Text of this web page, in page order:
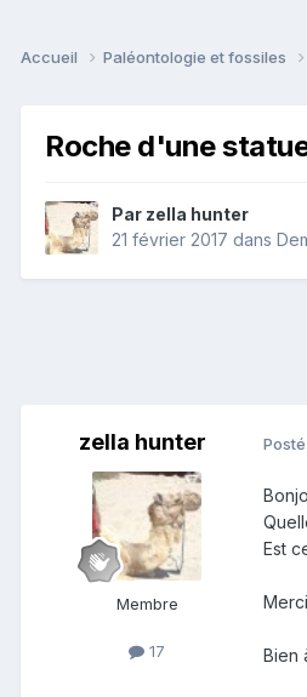
Accueil Paléontologie et fossiles
Roche d'une
Par zella hunter
21 février 2017 dans
zella hunter
Membre
17
Est
Bien